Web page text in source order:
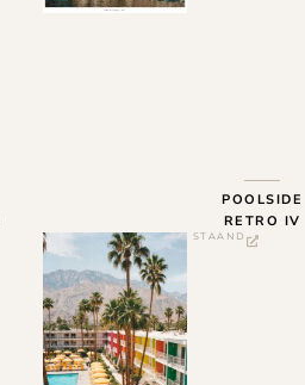
POOLSIDE
RETRO IV
STAAND